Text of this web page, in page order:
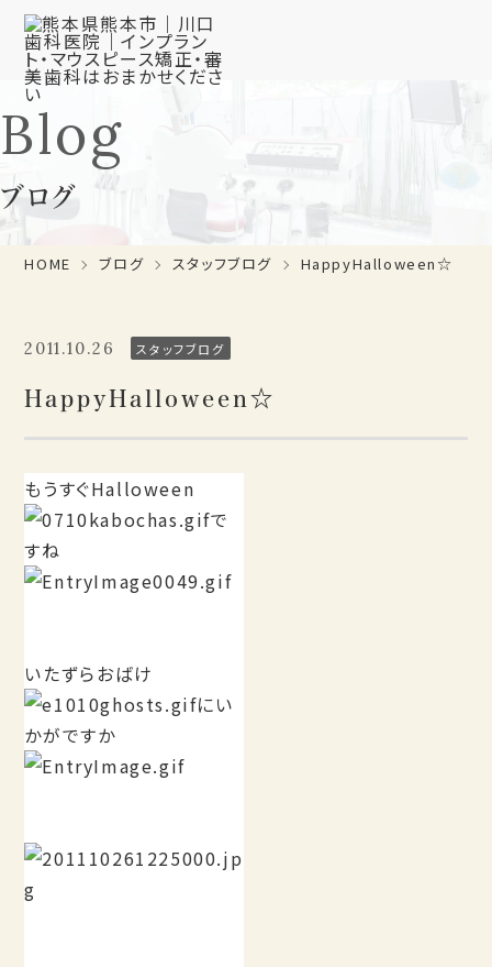
Blog
ブログ
HOME ブログ スタッフブログ HappyHalloween☆
2011.10.26 スタッフブログ
HappyHalloween☆
もうすぐHalloween
で
すね
いたずらおばけ
にい
かがですか